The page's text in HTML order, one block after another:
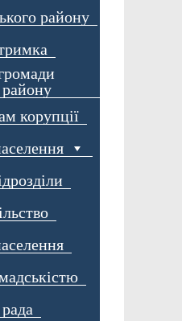
району
району
корупції